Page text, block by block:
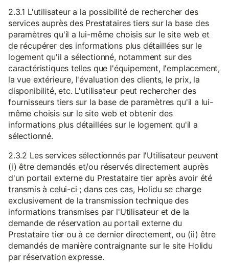
2.3.1 L'utilisateur a la possibilité de rechercher des
services auprès des Prestataires tiers sur la base des
paramètres qu'il a lui-même choisis sur le site web et
de récupérer des informations plus détaillées sur le
logement qu'il a sélectionné, notamment sur des
caractéristiques telles que l'équipement, l'emplacement,
la vue extérieure, l'évaluation des clients, le prix, la
disponibilité, etc. L'utilisateur peut rechercher des
fournisseurs tiers sur la base de paramètres qu'il a lui-
même choisis sur le site web et obtenir des
informations plus détaillées sur le logement qu'il a
sélectionné.
2.3.2 Les services sélectionnés par l'Utilisateur peuvent
(i) être demandés et/ou réservés directement auprès
d'un portail externe du Prestataire tier après avoir été
transmis à celui-ci ; dans ces cas, Holidu se charge
exclusivement de la transmission technique des
informations transmises par l'Utilisateur et de la
demande de réservation au portail externe du
Prestataire tier ou à ce dernier directement, ou (ii) être
demandés de manière contraignante sur le site Holidu
par réservation expresse.